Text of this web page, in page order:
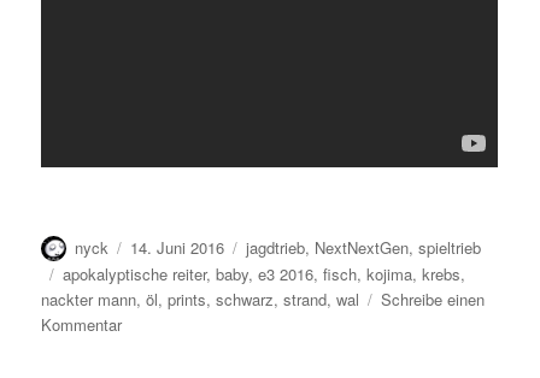
Autor
nyck
Veröffentlicht
am
14. Juni 2016 Kategorien
jagdtrieb, NextNextGen,spieltrieb
Schlagwörter
apokalyptische reiter,baby,e3 2016,fisch,kojima,krebs,
nackter mann,öl,prints,schwarz,strand,wal
Schreibe einen
Kommentarzu